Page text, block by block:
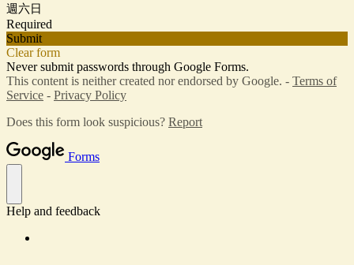
週六日
Required
Submit
Clear form
Never submit passwords through Google Forms.
This content is neither created nor endorsed by Google. - Terms of
Service - Privacy Policy
Does this form look suspicious? Report
Forms
Help and feedback